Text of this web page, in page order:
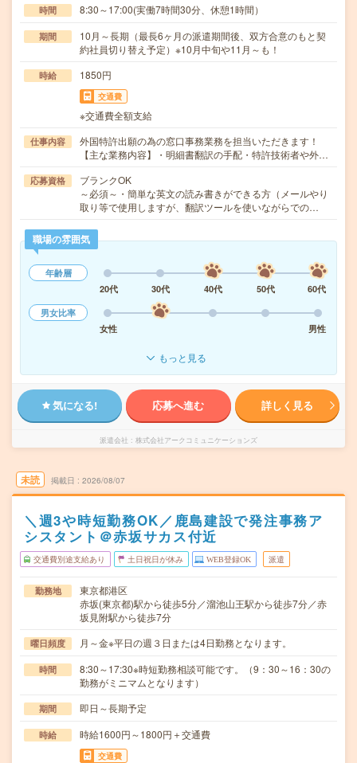
時間 8:30～17:00(実働7時間30分、休憩1時間）
期間
10月～長期（最長6ヶ月の派遣期間後、双方合意のもと契
約社員切り替え予定）※10月中旬や11月～も！
時給 1850円
交通費
※交通費全額支給
仕事内容
外国特許出願の為の窓口事務業務を担当いただきます！
【主な業務内容】・明細書翻訳の手配・特許技術者や外…
応募資格
ブランクOK
～必須～・簡単な英文の読み書きができる方（メールやり
取り等で使用しますが、翻訳ツールを使いながらでの…
職場の雰囲気
年齢層
20代
30代 40代 50代
60代
男女比率
女性
男性
もっと見る
気になる! 応募へ進む 詳しく見る
派遣会社 株式会社アークコミュニケーションズ
未読 掲載日 2026/08/07
＼週3や時短勤務OK／鹿島建設で発注事務ア
シスタント＠赤坂サカス付近
交通費別途支給あり 土日祝日が休み WEB登録OK 派遣
勤務地
東京都港区
赤坂(東京都)駅から徒歩5分／溜池山王駅から徒歩7分／赤
坂見附駅から徒歩7分
曜日頻度 月～金※平日の週３日または4日勤務となります。
時間
8:30～17:30※時短勤務相談可能です。（9：30～16：30の
勤務がミニマムとなります）
期間 即日～長期予定
時給 時給1600円～1800円＋交通費
交通費